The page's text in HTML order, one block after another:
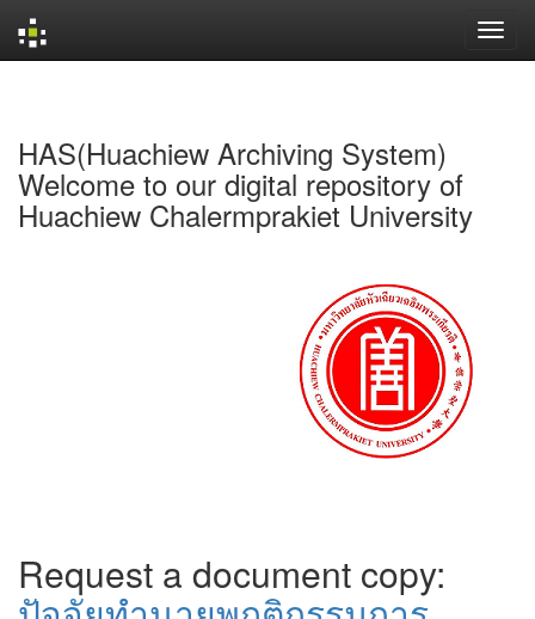
HAS(Huachiew Archiving System)
Welcome to our digital repository of
Huachiew Chalermprakiet University
Request a document copy: